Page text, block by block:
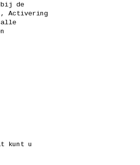
bij de
Activering
alle
kunt u